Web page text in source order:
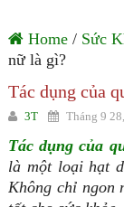
Home/ Sức
nữ là gì?
Tác dụng của
3T Tháng 9
Tác dụng của
là một loại hạt
Không chỉ ngon